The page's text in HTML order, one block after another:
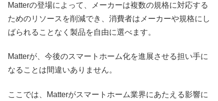
Matterの登場によって、メーカーは複数の規格に対応する
ためのリソースを削減でき、消費者はメーカーや規格にし
ばられることなく製品を自由に選べます。
Matterが、今後のスマートホーム化を進展させる担い手に
なることは間違いありません。
ここでは、Matterがスマートホーム業界にあたえる影響に